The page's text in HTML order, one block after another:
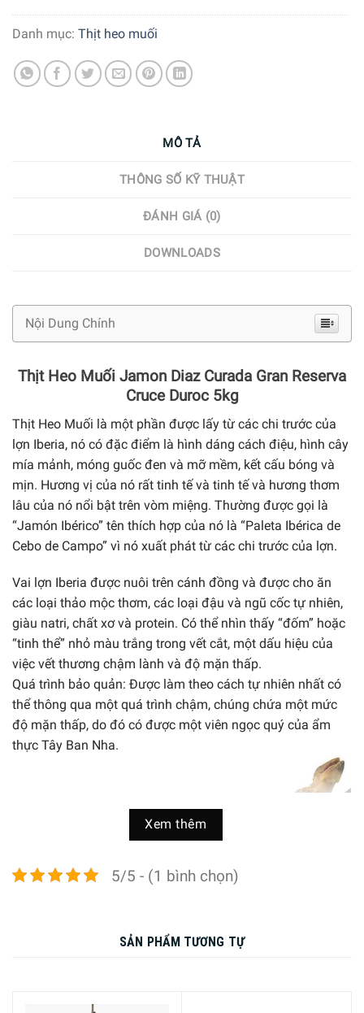
Danh mục: Thịt heo muối
MÔ TẢ
THÔNG SỐ KỸ THUẬT
ĐÁNH GIÁ (0)
DOWNLOADS
Nội Dung Chính
Thịt Heo Muối Jamon Diaz Curada Gran Reserva
Cruce Duroc 5kg
Thịt Heo Muối là một phần được lấy từ các chi trước của
lợn Iberia, nó có đặc điểm là hình dáng cách điệu, hình cây
mía mảnh, móng guốc đen và mỡ mềm, kết cấu bóng và
mịn. Hương vị của nó rất tinh tế và tinh tế và hương thơm
lâu của nó nổi bật trên vòm miệng. Thường được gọi là
“Jamón Ibérico” tên thích hợp của nó là “Paleta Ibérica de
Cebo de Campo” vì nó xuất phát từ các chi trước của lợn.
Vai lợn Iberia được nuôi trên cánh đồng và được cho ăn
các loại thảo mộc thơm, các loại đậu và ngũ cốc tự nhiên,
giàu natri, chất xơ và protein. Có thể nhìn thấy “đốm” hoặc
“tinh thể” nhỏ màu trắng trong vết cắt, một dấu hiệu của
việc vết thương chậm lành và độ mặn thấp.
Quá trình bảo quản: Được làm theo cách tự nhiên nhất có
thể thông qua một quá trình chậm, chúng chứa một mức
độ mặn thấp, do đó có được một viên ngọc quý của ẩm
thực Tây Ban Nha.
Xem thêm
5/5 - (1 bình chọn)
SẢN PHẨM TƯƠNG TỰ